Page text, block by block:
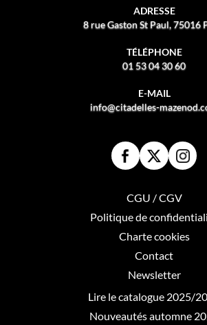
ADRESSE
8 rue Gaston St Paul, 75016
TÉLÉPHONE
01 53 04 30 60
E-MAIL
info@citadelles-
CGU / CGV
Politique de
Charte cookies
Contact
Newsletter
Lire le catalogue 2025/
Nouveautés automne